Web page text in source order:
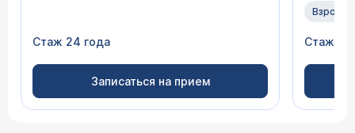
Стаж 24 года
Записаться на прием
Стаж 47